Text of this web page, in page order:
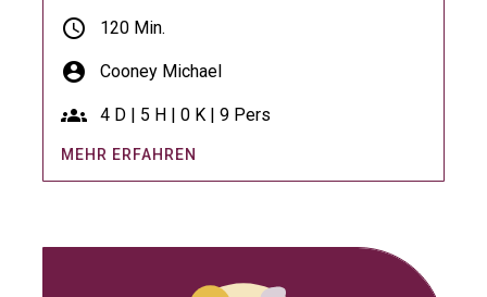
schedule 120 Min.
account_circle Cooney Michael
groups 4 D | 5 H | 0 K | 9 Pers
MEHR ERFAHREN